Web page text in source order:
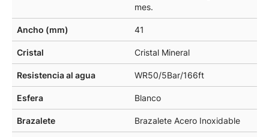
mes.
Ancho (mm) 41
Cristal Cristal Mineral
Resistencia al agua WR50/5Bar/166ft
Esfera Blanco
Brazalete Brazalete Acero Inoxidable